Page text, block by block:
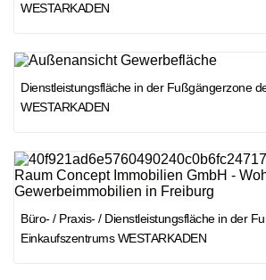
WESTARKADEN
Dienstleistungsfläche in der Fußgängerzone
WESTARKADEN
Büro- / Praxis- / Dienstleistungsfläche in der
Einkaufszentrums WESTARKADEN